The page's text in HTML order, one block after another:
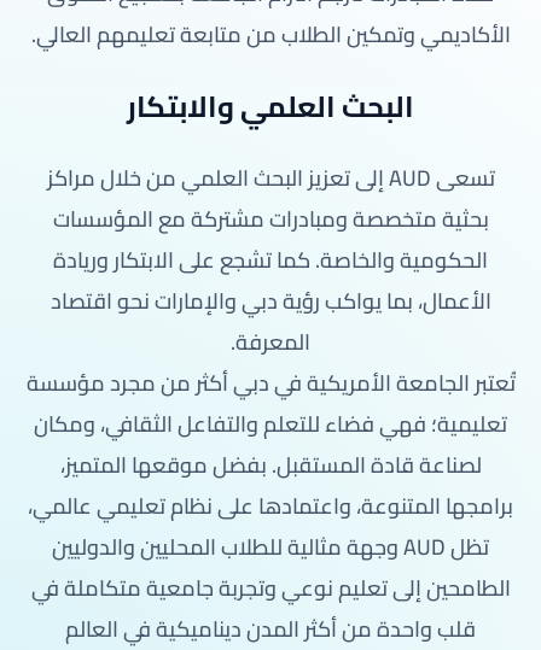
الأكاديمي وتمكين الطلاب من متابعة تعليمهم العالي.
البحث العلمي والابتكار
تسعى AUD إلى تعزيز البحث العلمي من خلال مراكز
بحثية متخصصة ومبادرات مشتركة مع المؤسسات
الحكومية والخاصة. كما تشجع على الابتكار وريادة
الأعمال، بما يواكب رؤية دبي والإمارات نحو اقتصاد
المعرفة.
تُعتبر الجامعة الأمريكية في دبي أكثر من مجرد مؤسسة
تعليمية؛ فهي فضاء للتعلم والتفاعل الثقافي، ومكان
لصناعة قادة المستقبل. بفضل موقعها المتميز،
برامجها المتنوعة، واعتمادها على نظام تعليمي عالمي،
تظل AUD وجهة مثالية للطلاب المحليين والدوليين
الطامحين إلى تعليم نوعي وتجربة جامعية متكاملة في
قلب واحدة من أكثر المدن ديناميكية في العالم